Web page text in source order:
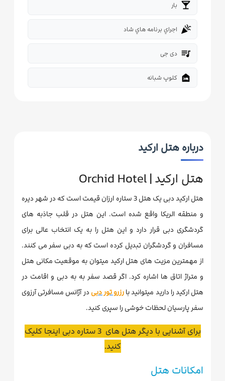
local_bar بار
celebration اجراي برنامه هاي شاد
queue_music دی جی
night_shelter کلوپ شبانه
درباره هتل ارکید
هتل ارکید | Orchid Hotel
هتل ارکید دبی یک هتل 3 ستاره ارزان قیمت است که در شهر دیره
و منطقه الریکا واقع شده است. این هتل در قلب جاذبه های
گردشگری دبی قرار دارد و این هتل را به یک انتخاب عالی برای
مسافران و گردشگران تبدیل کرده است که به دبی سفر می کنند.
از مهمترین مزیت های هتل ارکید میتوان به موقعیت مکانی هتل
و متراژ اتاق ها اشاره کرد. اگر قصد سفر به به دبی و اقامت در
هتل ارکید را دارید میتوانید بارزرو تور دبی در آژانس مسافرتی آرزوی
سفر پارسیان لحظات خوشی را سپری کنید.
برای آشنایی با دیگر هتل های 3 ستاره دبی اینجا کلیک
کنید.
امکانات هتل